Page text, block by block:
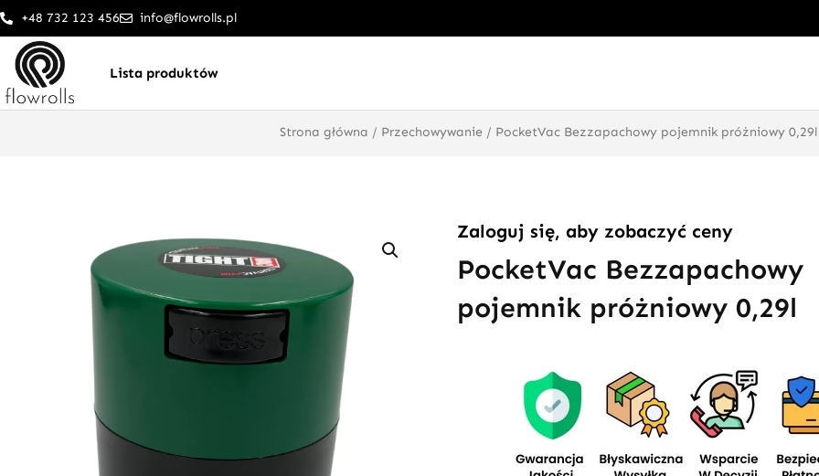
Przejdź
treści
+48 732 123 456 info@flowrolls.pl
Lista produktów
Strona główna / Przechowywanie / PocketVac Bezzapachowy pojemnik próżniowy 0,29l
Zaloguj się, aby zobaczyć ceny
PocketVac Bezzapachowy
pojemnik próżniowy 0,29l